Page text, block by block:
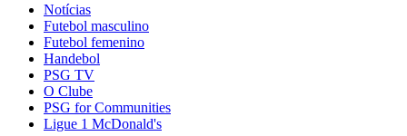
Notícias
Futebol masculino
Futebol femenino
Handebol
PSG TV
O Clube
PSG for Communities
Ligue 1 McDonald's